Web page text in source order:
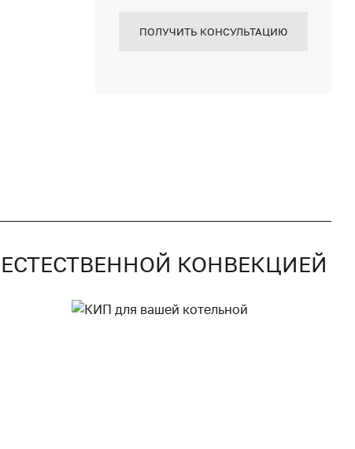
ПОЛУЧИТЬ КОНСУЛЬТАЦИЮ
ЕСТЕСТВЕННОЙ КОНВЕКЦИЕЙ